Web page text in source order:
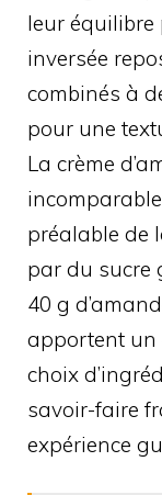
leur équilibre
inversée
combinés à
pour une
La crème
préalable de
par du sucre
40 g
apportent un
choix
savoir-faire
expérience